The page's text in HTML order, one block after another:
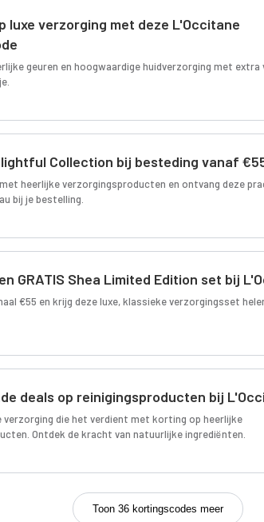
luxe verzorging met deze L'Occitane
geuren en hoogwaardige huidverzorging met extra
Collection bij besteding vanaf
heerlijke verzorgingsproducten en ontvang deze
bij je bestelling.
GRATIS Shea Limited Edition set bij
€55 en krijg deze luxe, klassieke verzorgingsset
deals op reinigingsproducten bij
verzorging die het verdient met korting op heerlijke
Ontdek de kracht van natuurlijke ingrediënten.
Toon 36 kortingscodes meer